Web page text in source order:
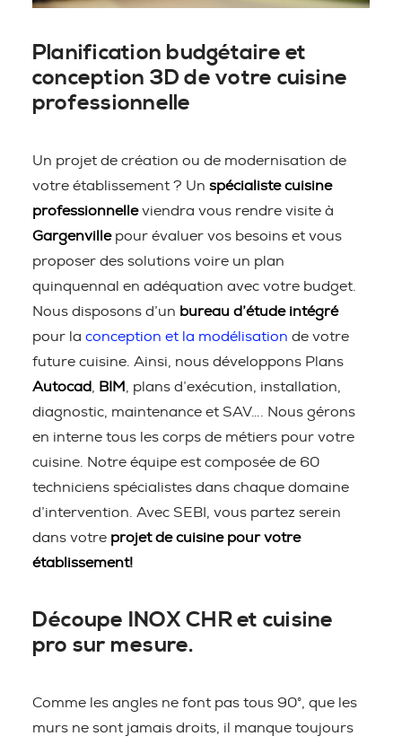
Planification budgétaire et
conception 3D de votre cuisine
professionnelle
Un projet de création ou de modernisation de
votre établissement ? Un spécialiste cuisine
professionnelleviendra vous rendre visite à
Gargenvillepour évaluer vos besoins et vous
proposer des solutions voire un plan
quinquennal en adéquation avec votre budget.
Nous disposons d’un bureau d’étude intégré
pour la conception et la modélisation de votre
future cuisine. Ainsi, nous développons Plans
Autocad
BIM
, plans d’exécution, installation,
diagnostic, maintenance et SAV…. Nous gérons
en interne tous les corps de métiers pour votre
cuisine. Notre équipe est composée de 60
techniciens spécialistes dans chaque domaine
d’intervention. Avec SEBI, vous partez serein
dans votre projet de cuisine pour votre
établissement!
Découpe INOX CHR et cuisine
pro sur mesure.
Comme les angles ne font pas tous 90°, que les
murs ne sont jamais droits, il manque toujours